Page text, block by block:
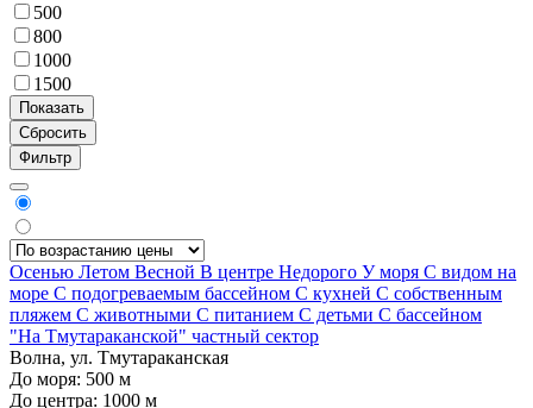
500
800
1000
1500
Фильтр
Осенью Летом Весной В центре Недорого У моря С видом на
море С подогреваемым бассейном С кухней С собственным
пляжем С животными С питанием С детьми С бассейном
"На Тмутараканской" частный сектор
Волна, ул. Тмутараканская
До моря: 500 м
До центра: 1000 м